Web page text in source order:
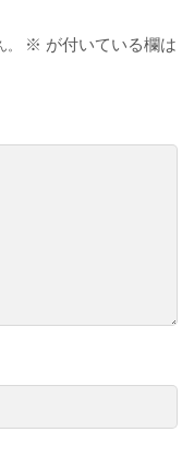
※ が付いている欄は